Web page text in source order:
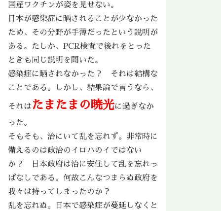
国産ワクチンが姿を見せない。
日本が感染症に晒されることが少なかった
ため、その分野が手薄だったという説明が
ある。たしか、PCR検査で後れをとった
ときも同じ説明を聞いた。
感染症に晒されなかった？ それは結構な
ことである。しかし、結果論で言うなら、
それは たまたまの暁光に過ぎなか
った。
そもそも、治にいて乱を忘れず。非常時に
備えるのは政治のイロハのイではない
か？ 日本政府は治に安住して乱を忘れっ
ぱなしである。何故こんなつまらぬ政府を
我々は持ってしまったのか？
乱を忘れぬ。日本で感染症が蔓延しなくと